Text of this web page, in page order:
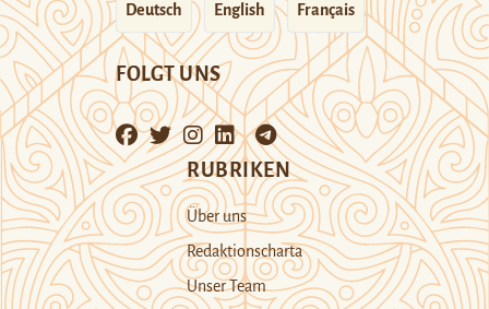
Deutsch English Français
FOLGT UNS
RUBRIKEN
Über uns
Redaktionscharta
Unser Team